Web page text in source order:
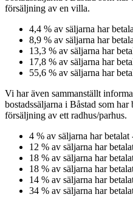
försäljning av en villa.
4,4 % av säljarna har
8,9 % av säljarna har
13,3 % av säljarna har
17,8 % av säljarna har
55,6 % av säljarna har
Vi har även sammanställt
bostadssäljarna i Båstad som har
försäljning av ett radhus/parhus.
4 % av säljarna har betalat
12 % av säljarna har
18 % av säljarna har
18 % av säljarna har
14 % av säljarna har
34 % av säljarna har